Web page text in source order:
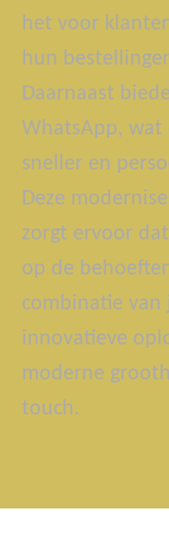
het voor
hun
Daarnaast
WhatsApp, wat
sneller en
Deze
zorgt ervoor
op de
combinatie van
innovatieve
moderne
touch.